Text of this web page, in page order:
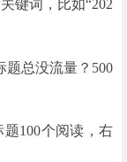
键词，比如“202
题总没流量？500
100个阅读，右